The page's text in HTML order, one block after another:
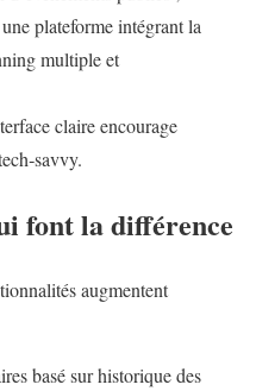
plateforme intégrant la
multiple et
claire encourage
font la différence
augmentent
basé sur historique des